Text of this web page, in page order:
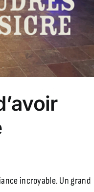
incroyable. Un grand